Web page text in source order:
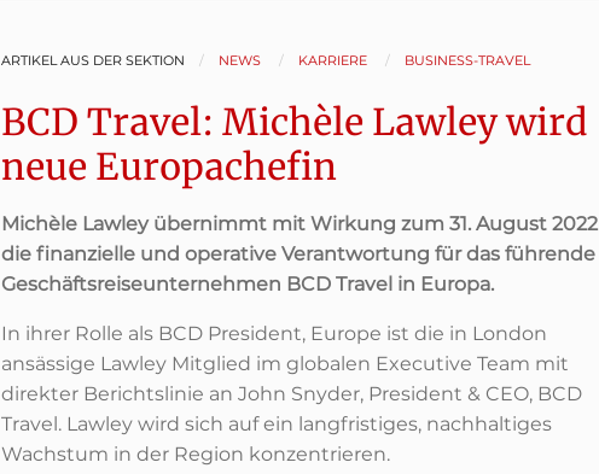
ARTIKEL AUS DER SEKTION NEWS KARRIERE BUSINESS-TRAVEL
BCD Travel: Michèle Lawley wird
neue Europachefin
Michèle Lawley übernimmt mit Wirkung zum 31. August 2022
die finanzielle und operative Verantwortung für das führende
Geschäftsreiseunternehmen BCD Travel in Europa.
In ihrer Rolle als BCD President, Europe ist die in London
ansässige Lawley Mitglied im globalen Executive Team mit
direkter Berichtslinie an John Snyder, President & CEO, BCD
Travel. Lawley wird sich auf ein langfristiges, nachhaltiges
Wachstum in der Region konzentrieren.